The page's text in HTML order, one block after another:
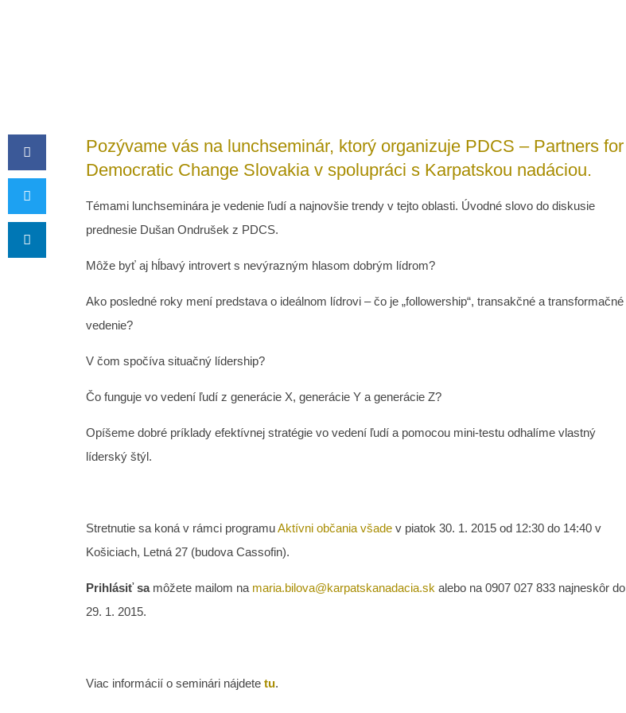
Pozývame vás na lunchseminár, ktorý organizuje PDCS – Partners for
Democratic Change Slovakia v spolupráci s Karpatskou nadáciou.
Témami lunchseminára je vedenie ľudí a najnovšie trendy v tejto oblasti. Úvodné slovo do diskusie
prednesie Dušan Ondrušek z PDCS.
Môže byť aj hĺbavý introvert s nevýrazným hlasom dobrým lídrom?
Ako posledné roky mení predstava o ideálnom lídrovi – čo je „followership“, transakčné a transformačné
vedenie?
V čom spočíva situačný lídership?
Čo funguje vo vedení ľudí z generácie X, generácie Y a generácie Z?
Opíšeme dobré príklady efektívnej stratégie vo vedení ľudí a pomocou mini-testu odhalíme vlastný
líderský štýl.
Stretnutie sa koná v rámci programuAktívni občania všade v piatok 30. 1. 2015 od 12:30 do 14:40 v
Košiciach, Letná 27 (budova Cassofin).
Prihlásiť samôžete mailom na maria.bilova@karpatskanadacia.sk alebo na 0907 027 833 najneskôr do
29. 1. 2015.
Viac informácií o seminári nájdete tu.